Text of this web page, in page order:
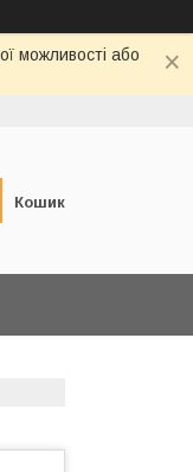
можливості або
Кошик